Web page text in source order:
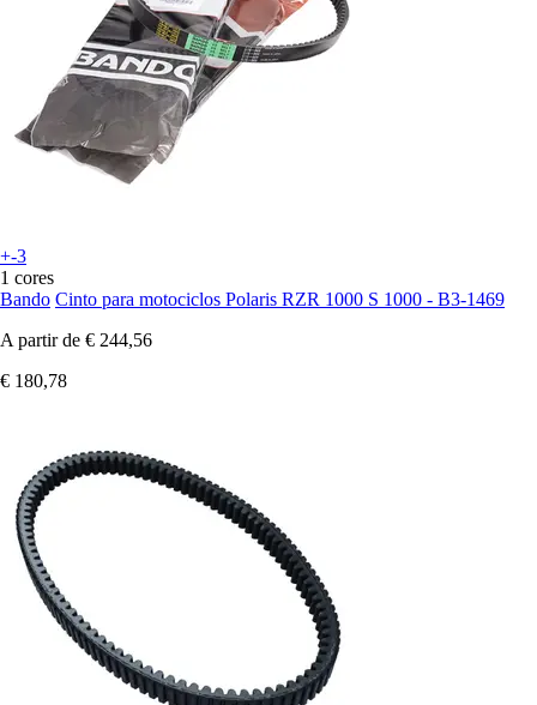
+-3
1 cores
Bando Cinto para motociclos Polaris RZR 1000 S 1000 - B3-1469
A partir de € 244,56
€ 180,78